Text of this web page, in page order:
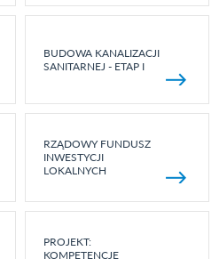
BUDOWA KANALIZACJI
SANITARNEJ - ETAP I
RZĄDOWY FUNDUSZ
INWESTYCJI
LOKALNYCH
PROJEKT:
KOMPETENCJE